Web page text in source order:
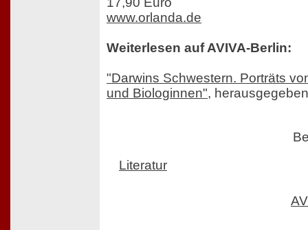
www.orlanda.de
Weiterlesen auf AVIVA-Berlin:
"Darwins Schwestern. Porträts
und Biologinnen",
Literatur